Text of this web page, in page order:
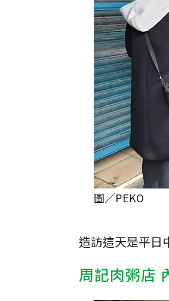
圖／PEKO
造訪這天是平日
周記肉粥店